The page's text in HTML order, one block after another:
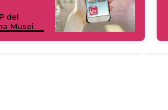
del
Musei